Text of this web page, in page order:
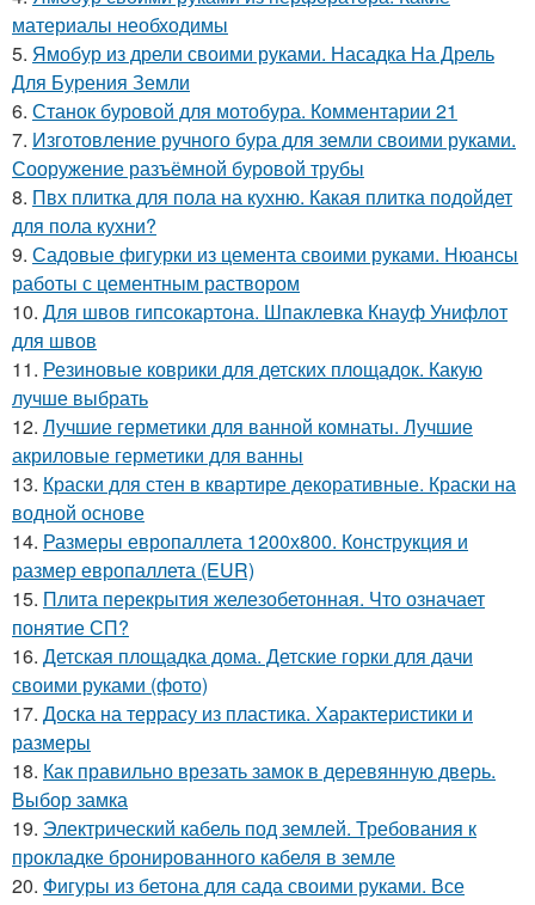
материалы необходимы
5. Ямобур из дрели своими руками. Насадка На Дрель
Для Бурения Земли
6. Станок буровой для мотобура. Комментарии 21
7. Изготовление ручного бура для земли своими руками.
Сооружение разъёмной буровой трубы
8. Пвх плитка для пола на кухню. Какая плитка подойдет
для пола кухни?
9. Садовые фигурки из цемента своими руками. Нюансы
работы с цементным раствором
10. Для швов гипсокартона. Шпаклевка Кнауф Унифлот
для швов
11. Резиновые коврики для детских площадок. Какую
лучше выбрать
12. Лучшие герметики для ванной комнаты. Лучшие
акриловые герметики для ванны
13. Краски для стен в квартире декоративные. Краски на
водной основе
14. Размеры европаллета 1200х800. Конструкция и
размер европаллета (EUR)
15. Плита перекрытия железобетонная. Что означает
понятие СП?
16. Детская площадка дома. Детские горки для дачи
своими руками (фото)
17. Доска на террасу из пластика. Характеристики и
размеры
18. Как правильно врезать замок в деревянную дверь.
Выбор замка
19. Электрический кабель под землей. Требования к
прокладке бронированного кабеля в земле
20. Фигуры из бетона для сада своими руками. Все